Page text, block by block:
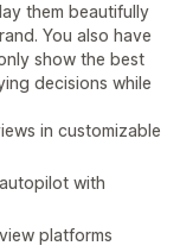
them beautifully
You also have
show the best
decisions while
in customizable
with
platforms